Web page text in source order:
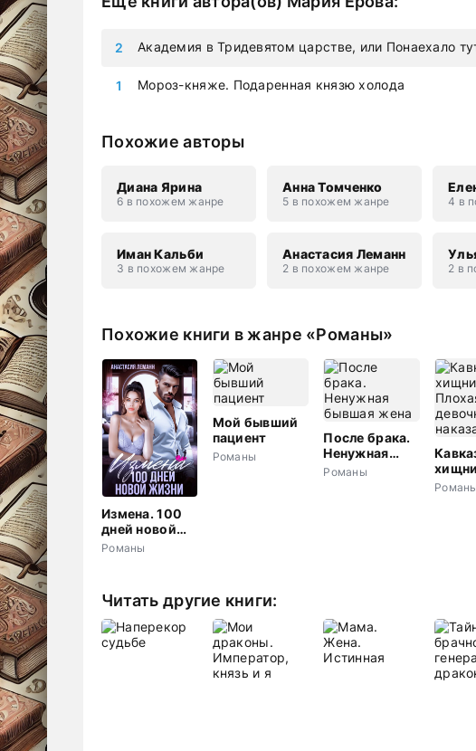
Мороз-княже. Подаренная князю холода
Академия в Тридевятом царстве, или Понаехало
Похожие авторы
Диана Ярина
6 в похожем жанре
Анна Томченко
5 в похожем жанре 4 в
Иман Кальби
3 в похожем жанре
Анастасия Леманн
2 в похожем жанре 2 в
Похожие книги в жанре «Романы»
Измена. 100
дней новой
жизни
Романы
Мой бывший
пациент
Романы
После брака.
Ненужная
бывшая жена
Романы
Плохая
Романы
Читать другие книги: